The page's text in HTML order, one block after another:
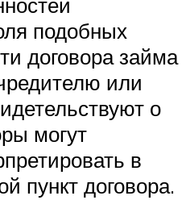
подобных
договора займа
или
о
могут
в
пункт договора.